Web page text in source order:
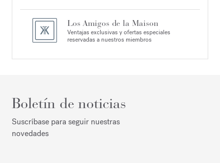
Los Amigos de la Maison
Ventajas exclusivas y ofertas especiales
reservadas a nuestros miembros
Boletín de noticias
Suscríbase para seguir nuestras
novedades